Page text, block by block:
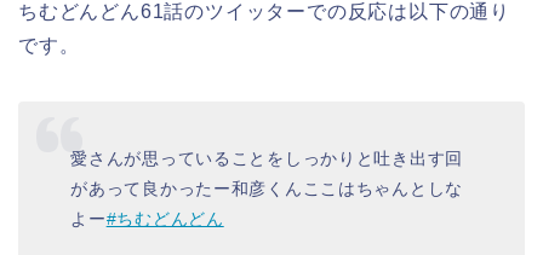
ちむどんどん61話のツイッターでの反応は以下の通り
です。
愛さんが思っていることをしっかりと吐き出す回
があって良かったー和彦くんここはちゃんとしな
よー#ちむどんどん